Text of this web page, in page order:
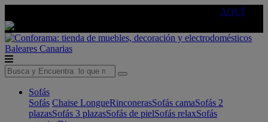
AQUÍ
Baleares Canarias
Sofás
Sofás Chaise LongueRinconerasSofás camaSofás 2
plazasSofás 3 plazasSofás de pielSofás relaxSofás